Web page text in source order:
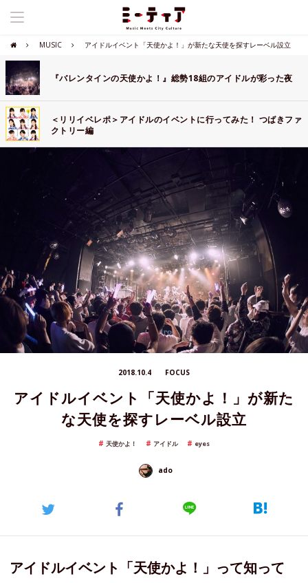
MUSIC アイドルイベント「天使かよ！」が新たな天使を探すレーベル設立
『バレンタインの天使かよ！』総勢18組のアイドルが彩った夜
＜リリイベレポ＞アイドルのイベントに行ってみた！ つばきファ
クトリー編
2018.10.4 FOCUS
アイドルイベント「天使かよ！」が新た
な天使を探すレーベル設立
天使かよ！ アイドル eyes
ado
アイドルイベント「天使かよ！」って知って